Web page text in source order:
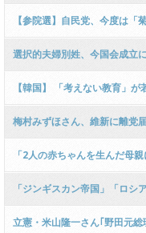
ウニダー★]
【参院選】自民党、今度は
髪型になってしまいネットで
ｗｗｗｗ
選択的夫婦別姓、今国会成立
【韓国】 「考えない教育」
梅村みずほさん、維新に離党
「国会質疑で度々中国を批判
ｗｗｗｗｗｗ
「2人の赤ちゃんを生んだ母
ーン」ハンガリーの少子化対
「ジンギスカン帝国」「ロ
した外国の教科書、徐教授が
立憲・米山隆一さん｢野田元